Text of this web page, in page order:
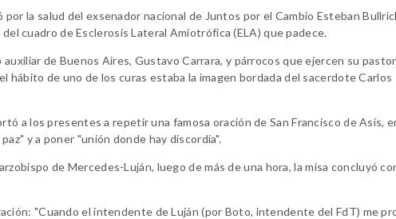
la salud del exsenador nacional de Juntos por el Cambio Esteban
cuadro de Esclerosis Lateral Amiotrófica (ELA) que padece.
de Buenos Aires, Gustavo Carrara, y párrocos que ejercen su
hábito de uno de los curas estaba la imagen bordada del sacerdote Carlos
a los presentes a repetir una famosa oración de San Francisco de Asís,
y a poner "unión donde hay discordia".
de Mercedes-Luján, luego de más de una hora, la misa concluyó
"Cuando el intendente de Luján (por Boto, intendente del FdT) me